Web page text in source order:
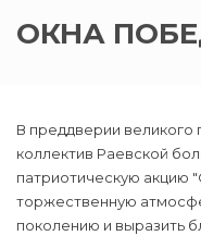
ОКНА
В преддверии
коллектив Раевской
патриотическую акцию
торжественную
поколению и выразить